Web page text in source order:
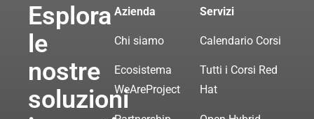
Esplora
le
nostre
soluzioni
Azienda
Chi siamo
Ecosistema
WeAreProject
Servizi
Calendario Corsi
Tutti i Corsi Red
Hat